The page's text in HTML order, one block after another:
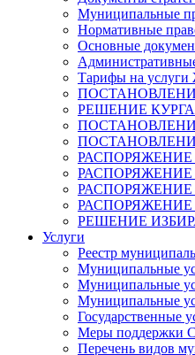
Муниципальные
Нормативные
Основные
Тарифы на
РЕШЕНИЕ
РАСПОРЯЖЕНИЕ
РАСПОРЯЖЕНИЕ
РЕШЕНИЕ
Услуги
Реестр
Муниципальные
Муниципальные
Муниципальные
Государственные
Меры поддержки
Перечень видов